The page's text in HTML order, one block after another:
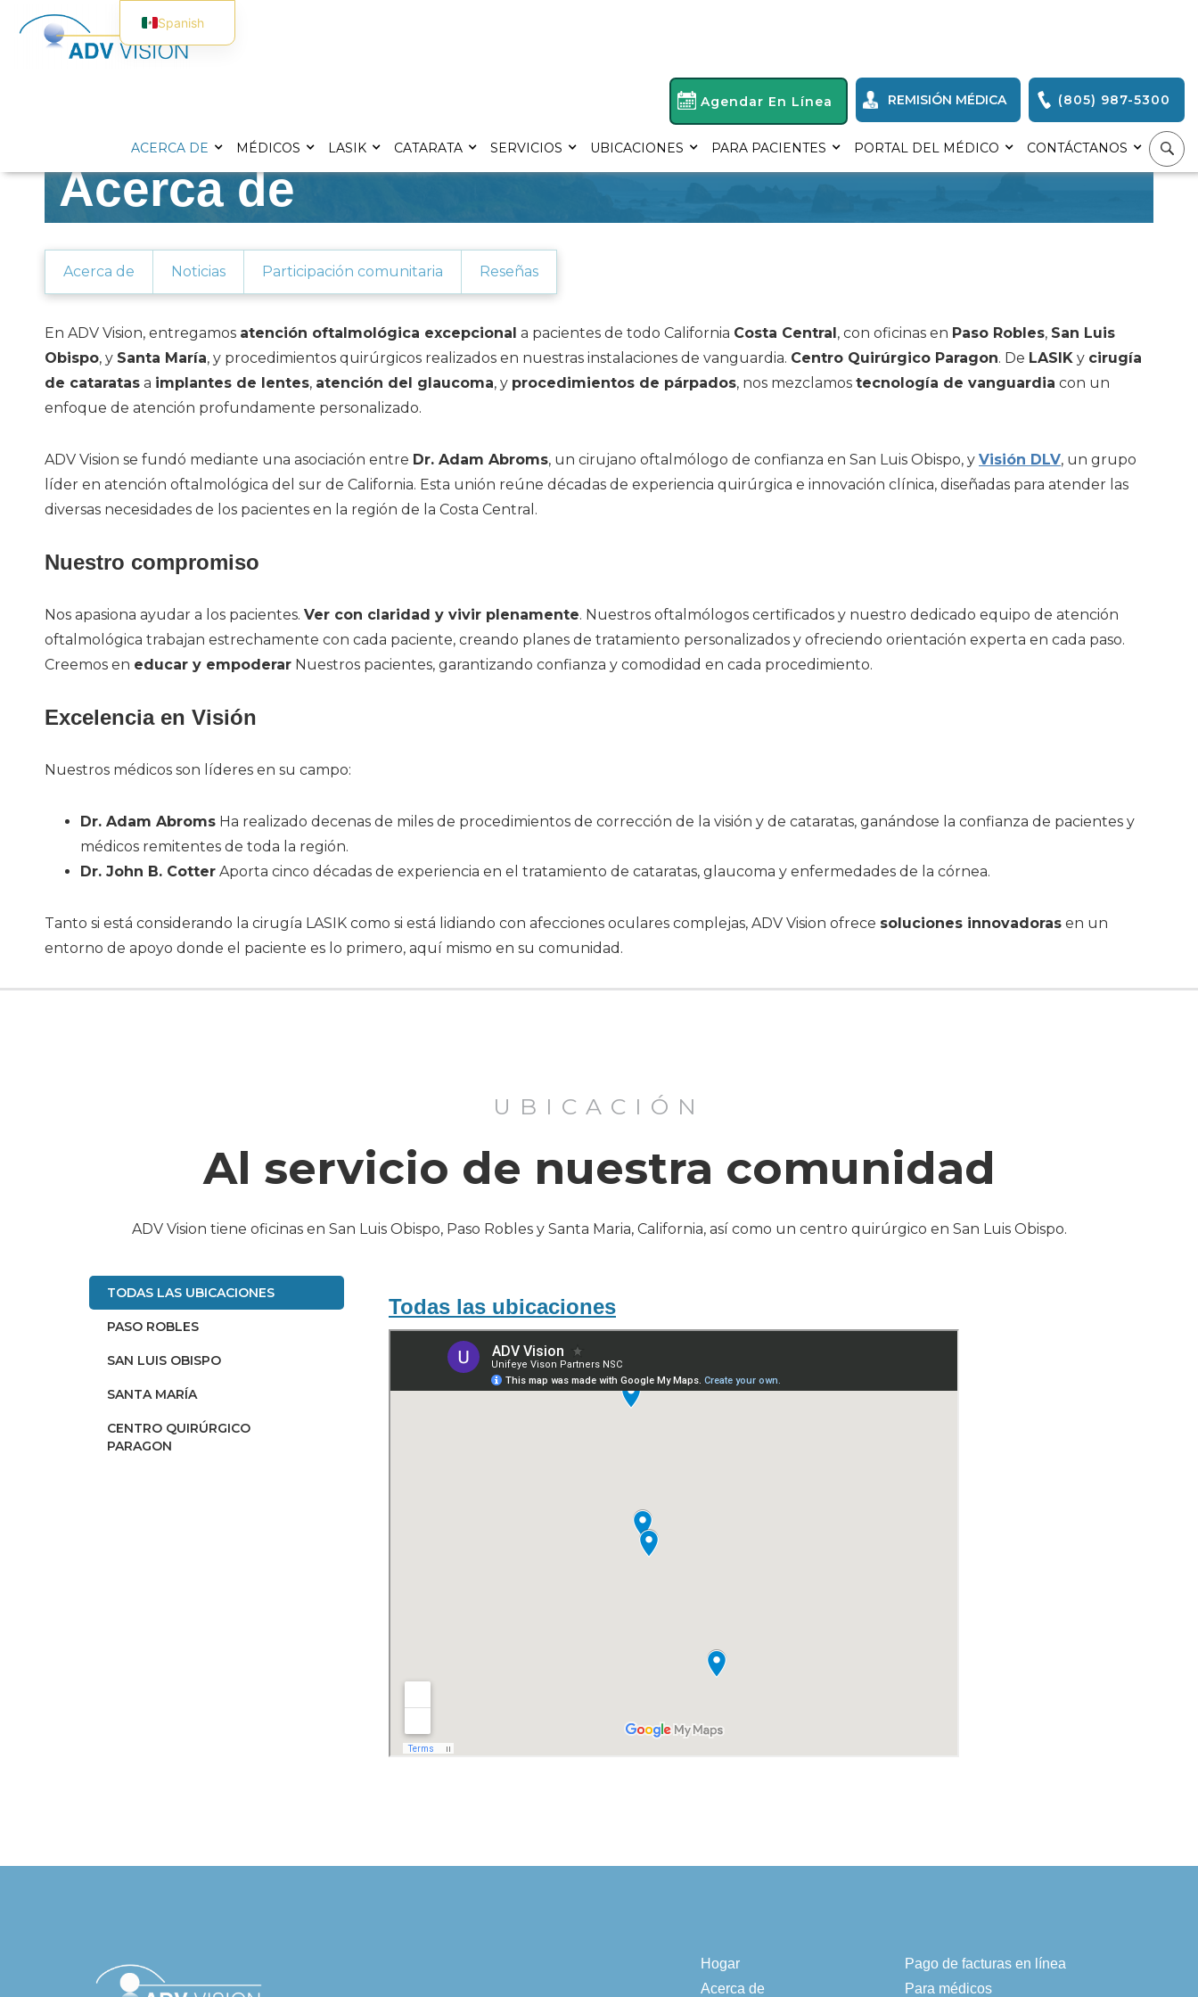
Agendar En Línea REMISIÓN MÉDICA (805) 987-5300
ACERCA DE MÉDICOS LASIK CATARATA SERVICIOS UBICACIONES PARA PACIENTES PORTAL DEL MÉDICO CONTÁCTANOS
Acerca de
Acerca de Noticias Participación comunitaria Reseñas
En ADV Vision, entregamos atención oftalmológica excepcional a pacientes de todo California Costa Central, con oficinas en Paso Robles, San Luis
Obispo, y Santa María, y procedimientos quirúrgicos realizados en nuestras instalaciones de vanguardia. Centro Quirúrgico Paragon. De LASIK y cirugía
de cataratas a implantes de lentes, atención del glaucoma, y procedimientos de párpados, nos mezclamos tecnología de vanguardia con un
enfoque de atención profundamente personalizado.
ADV Vision se fundó mediante una asociación entre Dr. Adam Abroms, un cirujano oftalmólogo de confianza en San Luis Obispo, y Visión DLV, un grupo
líder en atención oftalmológica del sur de California. Esta unión reúne décadas de experiencia quirúrgica e innovación clínica, diseñadas para atender las
diversas necesidades de los pacientes en la región de la Costa Central.
Nuestro compromiso
Nos apasiona ayudar a los pacientes. Ver con claridad y vivir plenamente. Nuestros oftalmólogos certificados y nuestro dedicado equipo de atención
oftalmológica trabajan estrechamente con cada paciente, creando planes de tratamiento personalizados y ofreciendo orientación experta en cada paso.
Creemos en educar y empoderar Nuestros pacientes, garantizando confianza y comodidad en cada procedimiento.
Excelencia en Visión
Nuestros médicos son líderes en su campo:
Dr. Adam Abroms Ha realizado decenas de miles de procedimientos de corrección de la visión y de cataratas, ganándose la confianza de pacientes y
médicos remitentes de toda la región.
Dr. John B. Cotter Aporta cinco décadas de experiencia en el tratamiento de cataratas, glaucoma y enfermedades de la córnea.
Tanto si está considerando la cirugía LASIK como si está lidiando con afecciones oculares complejas, ADV Vision ofrece soluciones innovadoras en un
entorno de apoyo donde el paciente es lo primero, aquí mismo en su comunidad.
UBICACIÓN
Al servicio de nuestra comunidad
ADV Vision tiene oficinas en San Luis Obispo, Paso Robles y Santa Maria, California, así como un centro quirúrgico en San Luis Obispo.
TODAS LAS UBICACIONES
PASO ROBLES
SAN LUIS OBISPO
SANTA MARÍA
CENTRO QUIRÚRGICO
PARAGON
Todas las ubicaciones
Hogar
Acerca de
Pago de facturas en línea
Para médicos
Spanish
English